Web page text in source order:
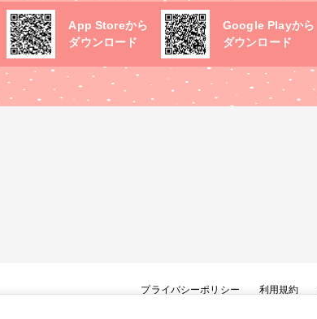
App Storeから
ダウンロード
Google Playから
ダウンロード
プライバシーポリシー 利用規約